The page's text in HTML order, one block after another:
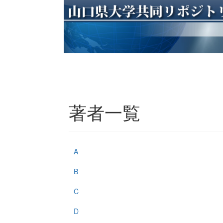
著者一覧
A
B
C
D